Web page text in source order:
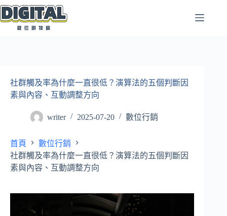
跳
至
社群觸及率為什麼一直很低？演算法的五個判斷因
素與內容、互動調整方向
writer 2025-07-20 數位行銷
首頁
數位行銷
社群觸及率為什麼一直很低？演算法的五個判斷因
素與內容、互動調整方向